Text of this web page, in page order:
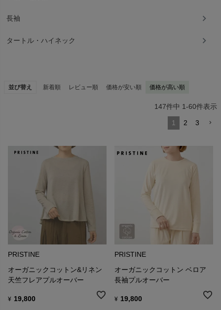
長袖
タートル・ハイネック
並び替え 新着順 レビュー順 価格が安い順 価格が高い順
147件中 1-60件表示
1 2 3
PRISTINE
オーガニックコットン&リネン
天竺フレアプルオーバー
¥ 19,800
PRISTINE
オーガニックコットン ベロア
長袖プルオーバー
¥ 19,800